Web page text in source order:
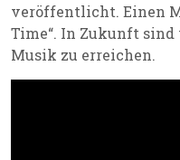
veröffentlicht. Einen
Time“. In Zukunft
Musik zu erreichen.